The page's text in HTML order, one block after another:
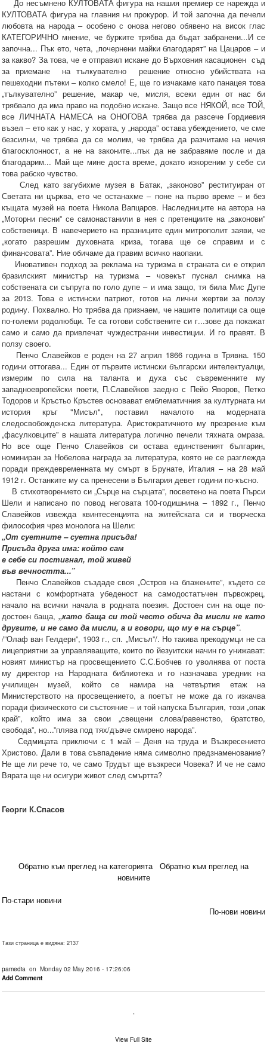
До несъмнено КУЛТОВАТА фигура на нашия премиер се нарежда и
КУЛТОВАТА фигура на главния ни прокурор. И той започна да печели
любовта на народа – особено с онова негово обявено на висок глас
КАТЕГОРИЧНО мнение, че бурките трябва да бъдат забранени...И се
започна... Пък ето, чета, „почернени майки благодарят” на Цацаров – и
за какво? За това, че е отправил искане до Върховния касационен съд
за приемане на тълкувателно решение относно убийствата на
пешеходни пътеки – колко смело! Е, ще го изчакаме като панацея това
„тълкувателно” решение, макар че, мисля, всеки един от нас би
трябвало да има право на подобно искане. Защо все НЯКОЙ, все ТОЙ,
все ЛИЧНАТА НАМЕСА на ОНОГОВА трябва да разсече Гордиевия
възел – ето как у нас, у хората, у „народа” остава убеждението, че сме
безсилни, че трябва да се молим, че трябва да разчитаме на нечия
благосклонност, а не на законите...пък да не забравяме после и да
благодарим... Май ще мине доста време, докато изкореним у себе си
това рабско чувство.
След като загубихме музея в Батак, „законово” реституиран от
Светата ни църква, ето че останахме – поне на първо време – и без
къщата музей на поета Никола Вапцаров. Наследниците на автора на
„Моторни песни” се самонастанили в нея с претенциите на „законови”
собственици. В навечерието на празниците един митрополит заяви, че
„когато разрешим духовната криза, тогава ще се справим и с
финансовата”. Ние обичаме да правим всичко наопаки.
Иновативен подход за реклама на туризма в страната си е открил
бразилският министър на туризма – човекът пуснал снимка на
собствената си съпруга по голо дупе – и има защо, тя била Мис Дупе
за 2013. Това е истински патриот, готов на лични жертви за ползу
родину. Похвално. Но трябва да признаем, че нашите политици са още
по-големи родолюбци. Те са готови собствените си г...зове да покажат
само и само да привлечат чуждестранни инвестиции. И го правят. В
ползу своего.
Пенчо Славейков е роден на 27 април 1866 година в Трявна. 150
години оттогава... Един от първите истински български интелектуалци,
измерим по сила на таланта и духа със съвременните му
западноевропейски поети, П.Славейков заедно с Пейо Яворов, Петко
Тодоров и Кръстьо Кръстев основават емблематичния за културната ни
история кръг "Мисъл", поставил началото на модерната
следосвобожденска литература. Аристократичното му презрение към
„фасулковците” в нашата литература логично печели тяхната омраза.
Но все още Пенчо Славейков си остава единственият българин,
номиниран за Нобелова награда за литература, която не се разглежда
поради преждевременната му смърт в Брунате, Италия – на 28 май
1912 г. Останките му са пренесени в България девет години по-късно.
В стихотворението си „Сърце на сърцата”, посветено на поета Пърси
Шели и написано по повод неговата 100-годишнина – 1892 г., Пенчо
Славейков извежда квинтесенцията на житейската си и творческа
философия чрез монолога на Шели:
„От суетните – суетна присъда!
Присъда друга има: който сам
е себе си постигнал, той живей
във вечността...”
Пенчо Славейков създаде своя „Остров на блажените”, където се
настани с комфортната убеденост на самодостатъчен първожрец,
начало на всички начала в родната поезия. Достоен син на още по-
достоен баща, „като баща си той често обича да мисли не като
другите, и не само да мисли, а и говори, що му е на сърце”.
/”Олаф ван Гелдерн”, 1903 г., сп. „Мисъл”/. Но такива прекодумци не са
лицеприятни за управляващите, които по йезуитски начин го унижават:
новият министър на просвещението С.С.Бобчев го уволнява от поста
му директор на Народната библиотека и го назначава уредник на
училищен музей, който се намира на четвъртия етаж на
Министерството на просвещението, а поетът не може да го изкачва
поради физическото си състояние – и той напуска България, този „опак
край”, който има за свои „свещени слова/равенство, братство,
свобода”, но...”плява под тях/дъвче смирено народа”.
Седмицата приключи с 1 май – Деня на труда и Възкресението
Христово. Дали в това съвпадение няма символно предзнаменование?
Не ще ли рече то, че само Трудът ще възкреси Човека? И че не само
Вярата ще ни осигури живот след смъртта?
Георги К.Спасов
Обратно към преглед на категорията
Обратно към преглед на
новините
По-стари новини
По-нови новини
Тази страница е видяна: 2137
pamedia on Monday 02 May 2016 - 17:26:06
Add Comment
.
View Full Site